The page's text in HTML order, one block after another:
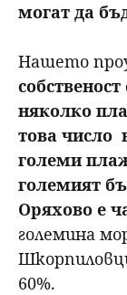
могат да
Нашето
няколко
това число
големи
големият
Оряхово е
големина
60%.